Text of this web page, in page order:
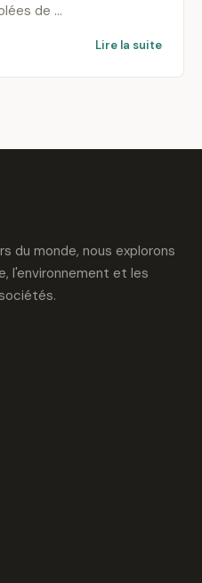
de …
Lire la suite
du monde, nous explorons
l'environnement et les